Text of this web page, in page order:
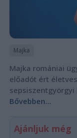
Majka
Majka romániai
előadót ért
Bővebben...
Ajánljuk még